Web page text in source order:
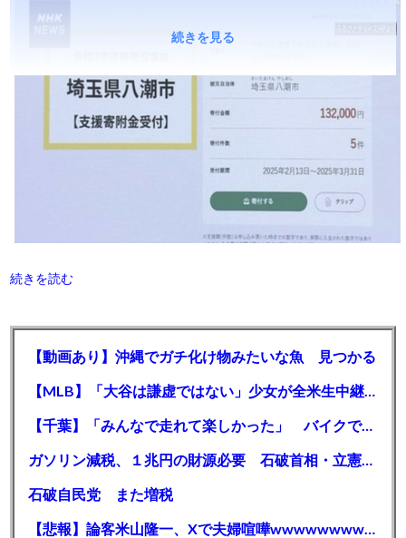
続きを読む
続きを見る
【動画あり】沖縄でガチ化け物みたいな魚 見つかる
【MLB】「大谷は謙虚ではない」少女が全米生中継で突然の大谷翔平批判 サイン無視された過去明かす
【千葉】「みんなで走れて楽しかった」 バイクでバースデー集団暴走 男女５７人を書類送検 SNSで参加者募る
ガソリン減税、１兆円の財源必要 石破首相・立憲野田氏「財源は死に物狂いで確保しなければならない」「本当に死に物狂いで」
石破自民党 また増税
【悲報】論客米山隆一、Xで夫婦喧嘩wwwwwwwwwwww